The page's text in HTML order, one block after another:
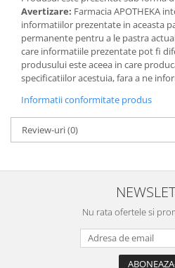
Avertizare: Farmacia APOTHEKA
informatiilor prezentate in aceasta
permanente pentru a le pastra
care informatiile prezentate pot fi
produsului este aceea in care
specificatiilor acestuia, fara a ne
Informatii conformitate produs
Review-uri(0)
Nu rata ofertele si